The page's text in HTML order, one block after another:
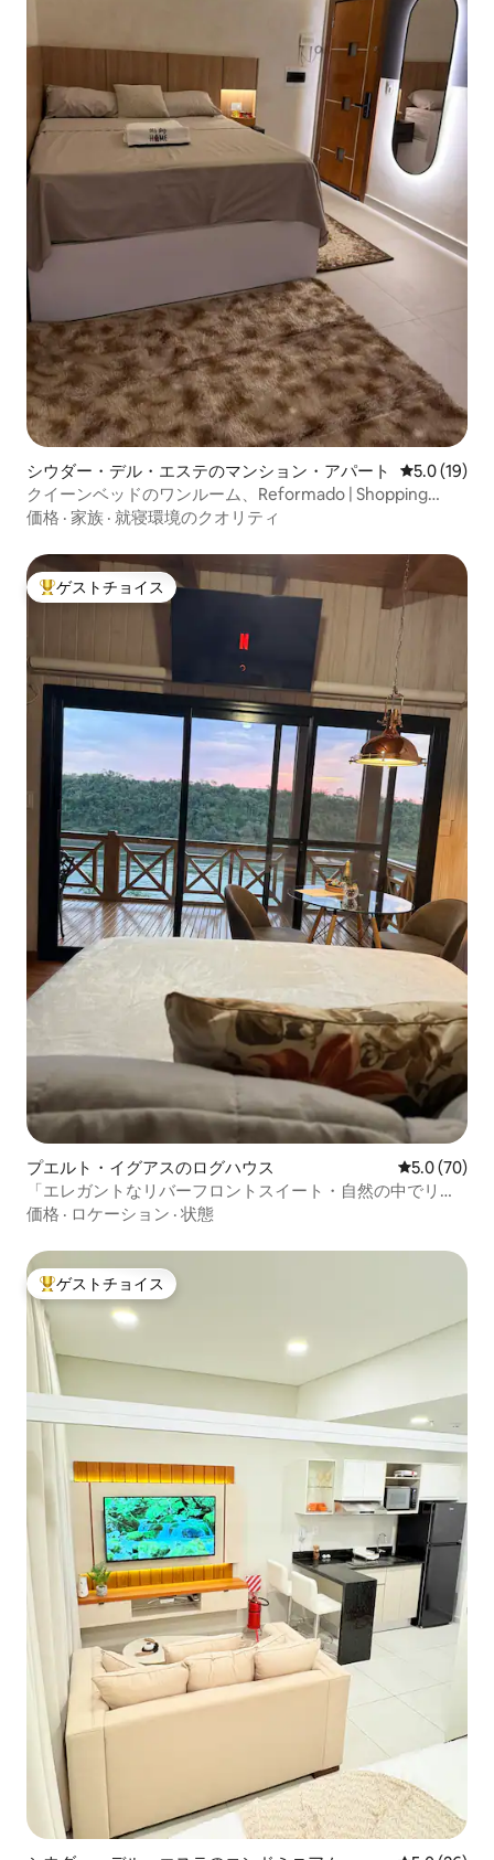
シウダー・デル・エステのマンション・アパート レビュー19
5.0 (19)
クイーンベッドのワンルーム、Reformado | Shopping
Chinaまで600m
価格 · 家族 · 就寝環境のクオリティ
大好評のゲストチョイスです。
ゲストチョイス
プエルト・イグアスのログハウス レビュー70
5.0 (70)
「エレガントなリバーフロントスイート・自然の中でリラ
ックス」
価格 · ロケーション · 状態
大好評のゲストチョイスです。
ゲストチョイス